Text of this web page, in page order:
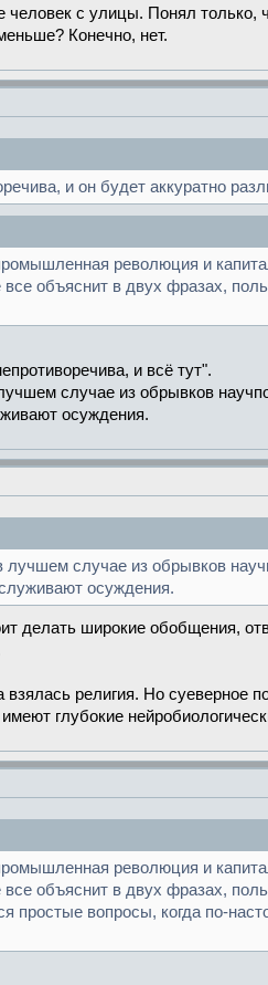
с улицы. Понял
Конечно, нет.
и он будет аккуратно
революция и
объяснит в двух фразах,
и всё тут".
случае из обрывков
осуждения.
случае из обрывков
осуждения.
делать широкие обобщения,
взялась религия. Но
глубокие
революция и
объяснит в двух фразах,
вопросы, когда по-